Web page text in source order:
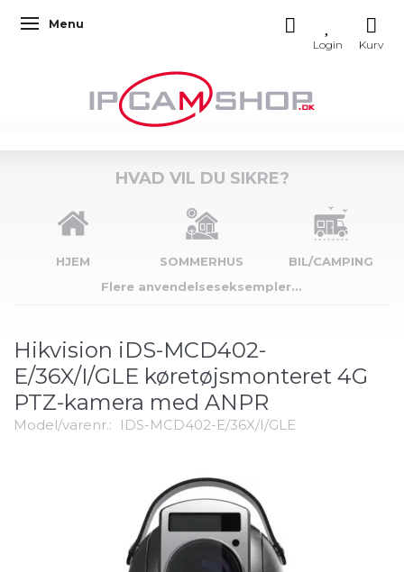
Skifte navigation
Menu
HVAD VIL DU SIKRE?
HJEM SOMMERHUS
BIL/CAMPING
Flere anvendelseseksempler...
Hikvision iDS-MCD402-
E/36X/I/GLE køretøjsmonteret 4G
PTZ-kamera med ANPR
Model/varenr.: IDS-MCD402-E/36X/I/GLE